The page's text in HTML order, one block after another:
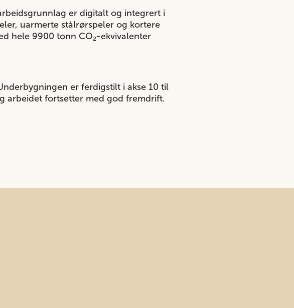
er digitalt og integrert i
uarmerte stålrørspeler og kortere
hele 9900 tonn CO₂-ekvivalenter
er ferdigstilt i akse 10 til
arbeidet fortsetter med god fremdrift.